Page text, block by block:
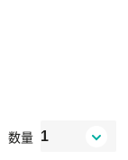
数量